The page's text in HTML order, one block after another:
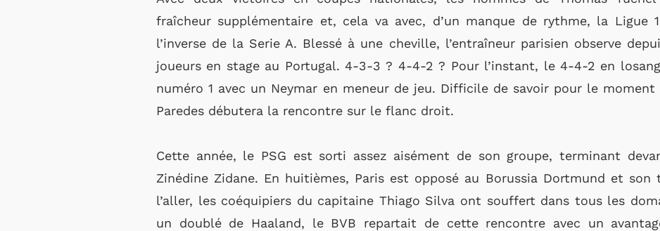
fraîcheur supplémentaire et, cela va avec, d’un manque de rythme, la Ligue
l’inverse de la Serie A. Blessé à une cheville, l’entraîneur parisien observe
joueurs en stage au Portugal. 4-3-3 ? 4-4-2 ? Pour l’instant, le 4-4-2 en
numéro 1 avec un Neymar en meneur de jeu. Difficile de savoir pour le
Paredes débutera la rencontre sur le flanc droit.
Cette année, le PSG est sorti assez aisément de son groupe, terminant
Zinédine Zidane. En huitièmes, Paris est opposé au Borussia Dortmund et son
l’aller, les coéquipiers du capitaine Thiago Silva ont souffert dans tous les
un doublé de Haaland, le BVB repartait de cette rencontre avec un